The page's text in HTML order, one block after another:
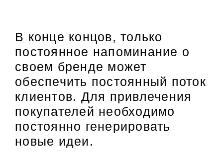
В конце концов, только
постоянное напоминание о
своем бренде может
обеспечить постоянный поток
клиентов. Для привлечения
покупателей необходимо
постоянно генерировать
новые идеи.